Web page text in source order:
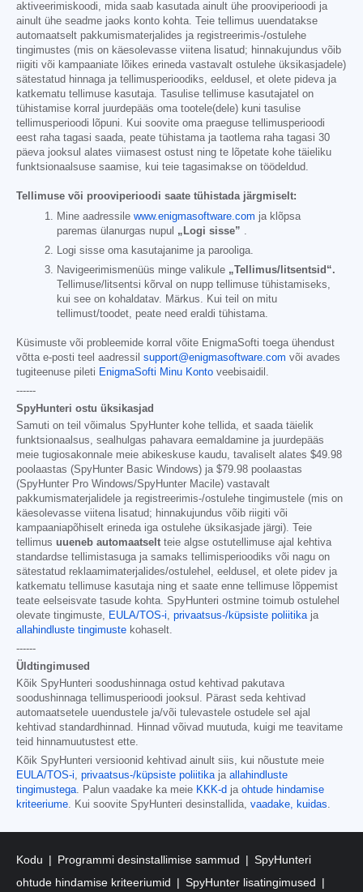
aktiveerimiskoodi, mida saab kasutada ainult ühe prooviperioodi ja
ainult ühe seadme jaoks konto kohta. Teie tellimus uuendatakse
automaatselt pakkumismaterjalides ja registreerimis-/ostulehe
tingimustes (mis on käesolevasse viitena lisatud; hinnakujundus võib
riigiti või kampaaniate lõikes erineda vastavalt ostulehe üksikasjadele)
sätestatud hinnaga ja tellimusperioodiks, eeldusel, et olete pideva ja
katkematu tellimuse kasutaja. Tasulise tellimuse kasutajatel on
tühistamise korral juurdepääs oma tootele(dele) kuni tasulise
tellimusperioodi lõpuni. Kui soovite oma praeguse tellimusperioodi
eest raha tagasi saada, peate tühistama ja taotlema raha tagasi 30
päeva jooksul alates viimasest ostust ning te lõpetate kohe täieliku
funktsionaalsuse saamise, kui teie tagasimakse on töödeldud.
Tellimuse või prooviperioodi saate tühistada järgmiselt:
Mine aadressile www.enigmasoftware.com ja klõpsa
paremas ülanurgas nupul „Logi sisse”
Logi sisse oma kasutajanime ja parooliga.
Navigeerimismenüüs minge valikule „Tellimus/litsentsid“.
Tellimuse/litsentsi kõrval on nupp tellimuse tühistamiseks,
kui see on kohaldatav. Märkus. Kui teil on mitu
tellimust/toodet, peate need eraldi tühistama.
Küsimuste või probleemide korral võite EnigmaSofti toega ühendust
võtta e-posti teel aadressil support@enigmasoftware.com või avades
tugiteenuse pileti EnigmaSofti Minu Konto veebisaidil.
------
SpyHunteri ostu üksikasjad
Samuti on teil võimalus SpyHunter kohe tellida, et saada täielik
funktsionaalsus, sealhulgas pahavara eemaldamine ja juurdepääs
meie tugiosakonnale meie abikeskuse kaudu, tavaliselt alates $49.98
poolaastas (SpyHunter Basic Windows) ja $79.98 poolaastas
(SpyHunter Pro Windows/SpyHunter Macile) vastavalt
pakkumismaterjalidele ja registreerimis-/ostulehe tingimustele (mis on
käesolevasse viitena lisatud; hinnakujundus võib riigiti või
kampaaniapõhiselt erineda iga ostulehe üksikasjade järgi). Teie
tellimus uueneb automaatselt teie algse ostutellimuse ajal kehtiva
standardse tellimistasuga ja samaks tellimisperioodiks või nagu on
sätestatud reklaamimaterjalides/ostulehel, eeldusel, et olete pidev ja
katkematu tellimuse kasutaja ning et saate enne tellimuse lõppemist
teate eelseisvate tasude kohta. SpyHunteri ostmine toimub ostulehel
olevate tingimuste, EULA/TOS-i, privaatsus-/küpsiste poliitikaja
allahindluste tingimuste kohaselt.
------
Üldtingimused
Kõik SpyHunteri soodushinnaga ostud kehtivad pakutava
soodushinnaga tellimusperioodi jooksul. Pärast seda kehtivad
automaatsetele uuendustele ja/või tulevastele ostudele sel ajal
kehtivad standardhinnad. Hinnad võivad muutuda, kuigi me teavitame
teid hinnamuutustest ette.
Kõik SpyHunteri versioonid kehtivad ainult siis, kui nõustute meie
EULA/TOS-i, privaatsus-/küpsiste poliitikaja allahindluste
tingimustega. Palun vaadake ka meie KKK-d ja ohtude hindamise
kriteeriume. Kui soovite SpyHunteri desinstallida, vaadake, kuidas.
Kodu Programmi desinstallimise sammud
SpyHunteri
ohtude hindamise kriteeriumid
SpyHunter lisatingimused